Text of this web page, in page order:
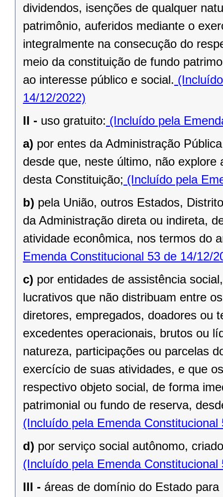
dividendos, isenções de qualquer
patrimônio, auferidos mediante o
integralmente na consecução do
meio da constituição de fundo
ao interesse público e social.
14/12/2022)
II - uso gratuito: (Incluído pela
a) por entes da Administração
desde que, neste último, não
desta Constituição; (Incluído pela
b) pela União, outros Estados,
da Administração direta ou indireta,
atividade econômica, nos termos do
Emenda Constitucional 53 de 14/12/
c) por entidades de assistência
lucrativos que não distribuam entre
diretores, empregados, doadores ou
excedentes operacionais, brutos ou
natureza, participações ou parcelas
exercício de suas atividades, e que
respectivo objeto social, de forma
patrimonial ou fundo de reserva,
(Incluído pela Emenda Constitucional
d) por serviço social autônomo,
(Incluído pela Emenda Constitucional
III - áreas de domínio do Estado